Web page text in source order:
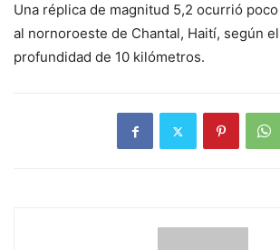
Una réplica de magnitud 5,2 ocurrió poco
al nornoroeste de Chantal, Haití, según
profundidad de 10 kilómetros.